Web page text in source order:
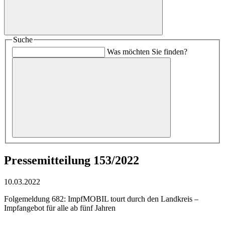
Suche
Was möchten Sie finden?
Pressemitteilung 153/2022
10.03.2022
Folgemeldung 682: ImpfMOBIL tourt durch den Landkreis –
Impfangebot für alle ab fünf Jahren